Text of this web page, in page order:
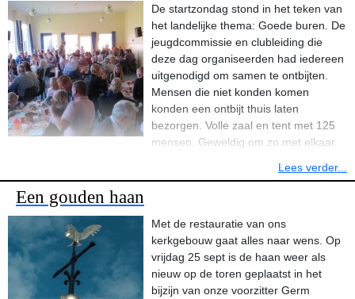
Ook inwoners van Morra en Lioessens hebben zelf gebakken
cakes en taarten ingeleverd voor de verkoop.
De gemaakte koekjes, taarten en cakes werden vanaf 15.30 uur in
de Gearkomst verkocht.
Uiteraard onder het genot van een hapje en een drankje. Ook werd
er met het rad gedraaid, er waren leuke prijsjes te winnen.
bestemd is voor Mercy Ships. De middagdienst van de
zendingszondag stond in het teken van Mercy Ships. Mercy Ships
is een internationale, medische hulporganisatie die al 35 jaar
kansarme mensen in de armste ontwikkelingslanden voorziet van
gratis medische zorg en ontwikkelingsprojecten. Deze hulp wordt
geboden met het ziekenhuisschip, de Africa Mercy.
De startzondag stond in het teken van
het landelijke thema: Goede buren. De
jeugdcommissie en clubleiding die
deze dag organiseerden had iedereen
uitgenodigd om samen te ontbijten.
Mensen die niet konden komen
konden een ontbijt thuis laten
bezorgen. Volle zaal en tent met 125
mensen. Geweldig om zo met elkaar
kerkdienst onder leiding van Theun van der Velde. Ook hier was
het thema goede buren. De kinderen van de basisschool werkten
hier ook aan mee.Na de dienst was er nog gelegenheid voor een
hapje en een drankje.
Lees verder...
Een gouden haan
Met de restauratie van ons
kerkgebouw gaat alles naar wens. Op
vrijdag 25 sept is de haan weer als
nieuw op de toren geplaatst in het
bijzijn van onze voorzitter Germ